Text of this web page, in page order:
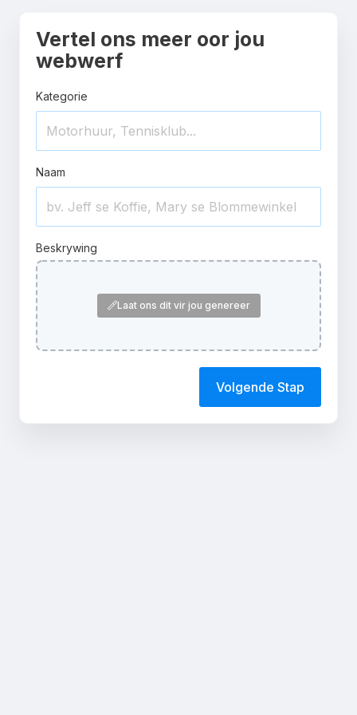
Vertel ons meer oor jou
webwerf
Kategorie
Naam
Beskrywing
Laat ons dit vir jou genereer
Volgende Stap